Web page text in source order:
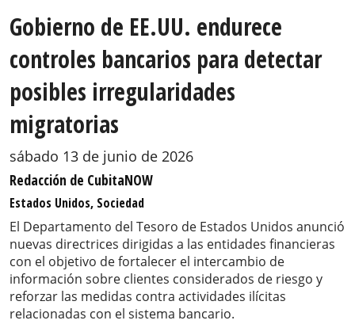
Gobierno de EE.UU. endurece
controles bancarios para detectar
posibles irregularidades
migratorias
sábado 13 de junio de 2026
Redacción de CubitaNOW
Estados Unidos, Sociedad
El Departamento del Tesoro de Estados Unidos anunció
nuevas directrices dirigidas a las entidades financieras
con el objetivo de fortalecer el intercambio de
información sobre clientes considerados de riesgo y
reforzar las medidas contra actividades ilícitas
relacionadas con el sistema bancario.